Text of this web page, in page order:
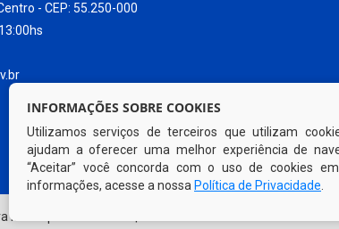
- CEP: 55.250-000
de Sanharó | Todos os direitos reservados
INFORMAÇÕES SOBRE COOKIES
Utilizamos serviços de terceiros que utilizam
ajudam a oferecer uma melhor experiência de
“Aceitar” você concorda com o uso de cookies
informações, acesse a nossa Política de Privacidade